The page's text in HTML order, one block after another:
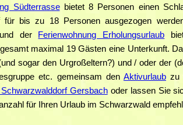
Südterrassebietet 8 Personen einen
für bis zu 18 Personen ausgezogen
der Ferienwohnung Erholungsurlaub
maximal 19 Gästen eine Unterkunft.
sogar den Urgroßeltern?) und / oder der
etc. gemeinsam den Aktivurlaubzu
Gersbachoder lassen Sie
für Ihren Urlaub im Schwarzwald